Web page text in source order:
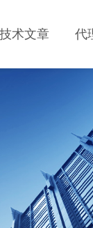
技术文章 代